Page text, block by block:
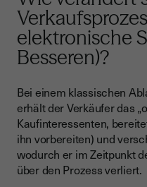
elektronische
Besseren)?
Bei einem klassischen
erhält der Verkäufer das
Kaufinteressenten,
ihn vorbereiten) und
wodurch er im Zeitpunkt
über den Prozess verliert.